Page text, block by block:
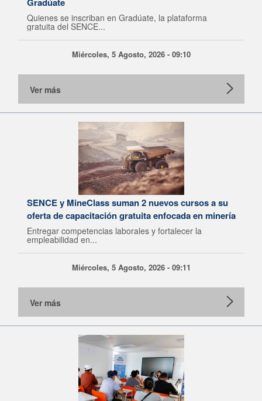
Quienes se inscriban en Gradúate, la plataforma
gratuita del SENCE...
Miércoles, 5 Agosto, 2026 - 09:10
Ver más
SENCE y MineClass suman 2 nuevos cursos a su
oferta de capacitación gratuita enfocada en minería
Entregar competencias laborales y fortalecer la
empleabilidad en...
Miércoles, 5 Agosto, 2026 - 09:11
Ver más